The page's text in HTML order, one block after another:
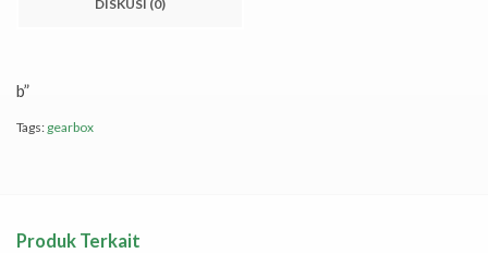
DISKUSI (0)
b”
Tags: gearbox
Produk Terkait